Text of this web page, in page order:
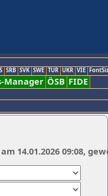
SRB SVK SWE TUR UKR VIE
Manager ÖSB FIDE
14.01.2026 09:08,